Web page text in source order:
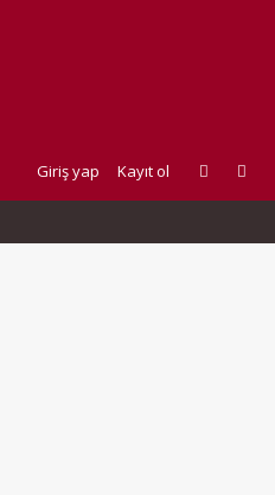
Giriş yap Kayıt ol